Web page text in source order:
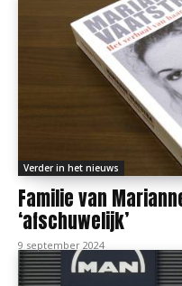
Verder in het nieuws
Familie van
‘afschuwelijk’
9 september 2024